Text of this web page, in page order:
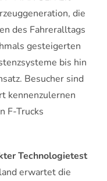
die
des Fahreralltags
gesteigerten
bis hin
Besucher sind
kennenzulernen
F-Trucks
Technologietest
erwartet die